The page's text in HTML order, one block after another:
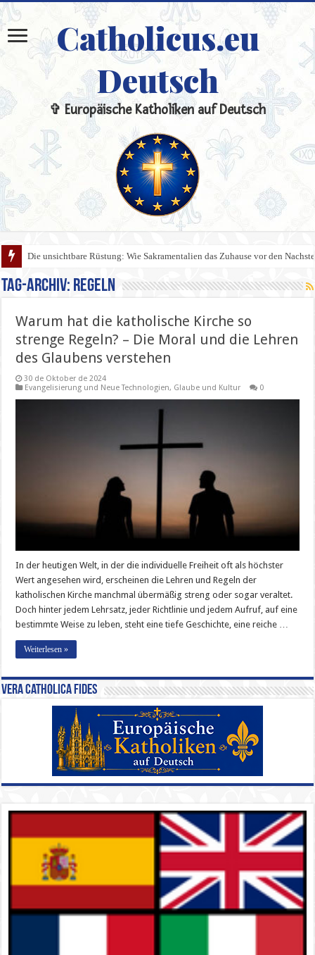
Catholicus.eu
Deutsch
✞ Europäische Katholiken auf Deutsch
Die unsichtbare Rüstung: Wie Sakramentalien das Zuhause vor den
Tag-Archiv: Regeln
Warum hat die katholische Kirche so
strenge Regeln? – Die Moral und die Lehren
des Glaubens verstehen
30 de Oktober de 2024
Evangelisierung und Neue Technologien, Glaube und Kultur 0
In der heutigen Welt, in der die individuelle Freiheit oft als höchster
Wert angesehen wird, erscheinen die Lehren und Regeln der
katholischen Kirche manchmal übermäßig streng oder sogar veraltet.
Doch hinter jedem Lehrsatz, jeder Richtlinie und jedem Aufruf, auf eine
bestimmte Weise zu leben, steht eine tiefe Geschichte, eine reiche …
Weiterlesen »
Vera Catholica Fides